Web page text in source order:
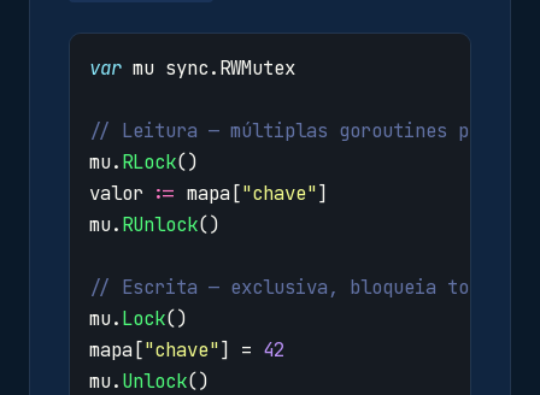
var mu sync.RWMutex
// Leitura — múltiplas goroutines podem
mu.RLock()
valor := mapa ["chave"]
mu.RUnlock()
// Escrita — exclusiva, bloqueia todas
mu.Lock()
mapa ["chave"] = 42
mu.Unlock()